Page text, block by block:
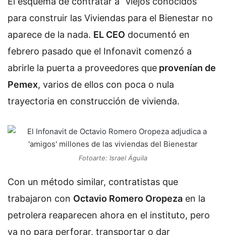
para construir las Viviendas para el Bienestar no
aparece de la nada. EL CEO documentó en
febrero pasado que el Infonavit comenzó a
abrirle la puerta a proveedores que provenían de
Pemex, varios de ellos con poca o nula
trayectoria en construcción de vivienda.
Fotoarte: Israel Águila
Con un método similar, contratistas que
trabajaron con Octavio Romero Oropeza en la
petrolera reaparecen ahora en el instituto, pero
ya no para perforar, transportar o dar